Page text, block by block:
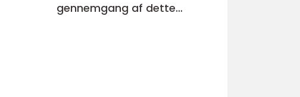
gennemgang af dette